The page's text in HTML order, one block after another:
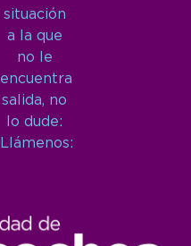
situación
a la que
no le
encuentra
salida, no
lo dude:
Llámenos: